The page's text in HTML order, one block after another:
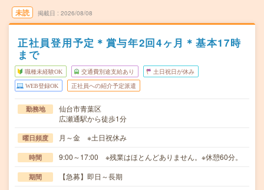
未読 掲載日 2026/08/08
正社員登用予定＊賞与年2回4ヶ月＊基本17時
まで
職種未経験OK 交通費別途支給あり 土日祝日が休み
WEB登録OK 正社員への紹介予定派遣
勤務地
仙台市青葉区
広瀬通駅から徒歩1分
曜日頻度 月～金 ※土日祝休み
時間 9:00～17:00 ※残業はほとんどありません。※休憩60分。
期間 【急募】即日～長期